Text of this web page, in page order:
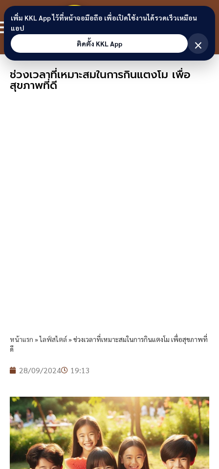
Skip to content
ขอนแก่น
ลิงก์
ช่วงเวลาที่เหมาะสมในการกินแตงโม เพื่อ
สุขภาพที่ดี
หน้าแรก »ไลฟ์สไตล์»ช่วงเวลาที่เหมาะสมในการกินแตงโม เพื่อสุขภาพที่
ดี
28/09/2024 19:13
เพิ่ม KKL App ไว้ที่หน้าจอมือถือ เพื่อเปิดใช้งานได้รวดเร็วเหมือน
แอป
ติดตั้ง KKL App
×